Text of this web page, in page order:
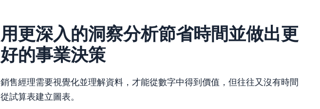
用更深入的洞察分析節省時間並做出更
好的事業決策
銷售經理需要視覺化並理解資料，才能從數字中得到價值，但往往又沒有時間
從試算表建立圖表。